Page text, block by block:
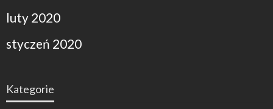
luty 2020
styczeń 2020
Kategorie